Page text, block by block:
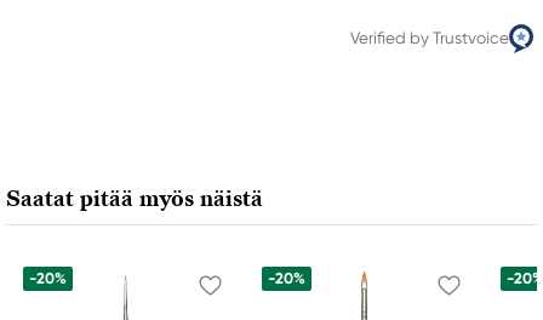
Verified by Trustvoice
Saatat pitää myös näistä
-20% -20% -